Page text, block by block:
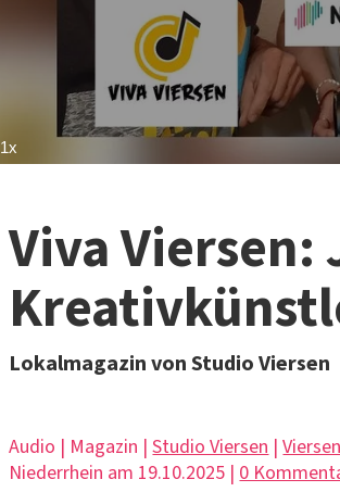
1xPlayback
Rate
Viva
Lokalmagazin von Studio Viersen
Audio | Magazin |Studio Viersen |Viersen
Niederrhein am 19.10.2025 | 0